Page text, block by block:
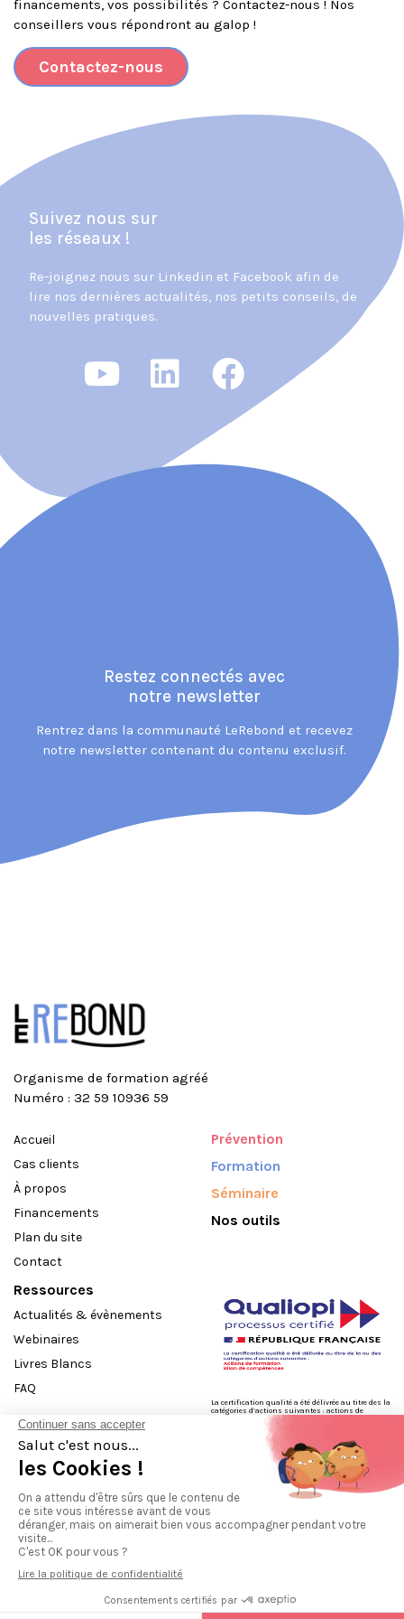
financements, vos possibilités ? Contactez-nous ! Nos
conseillers vous répondront au galop !
Contactez-nous
Suivez nous sur
les réseaux !
Re-joignez nous sur Linkedin et Facebook afin de
lire nos dernières actualités, nos petits conseils, de
nouvelles pratiques.
Restez connectés avec
notre newsletter
Rentrez dans la communauté LeRebond et recevez
notre newsletter contenant du contenu exclusif.
Organisme de formation agréé
Numéro : 32 59 10936 59
Accueil
Cas clients
À propos
Financements
Plan du site
Contact
Prévention
Formation
Séminaire
Nos outils
Ressources
Actualités & évènements
Webinaires
Livres Blancs
FAQ
La certification qualité a été délivrée au titre des la
catégories d’actions suivantes : actions de
formation, bilans de compétences
Politique de confidentialitéPlan d'accèsMentions légales